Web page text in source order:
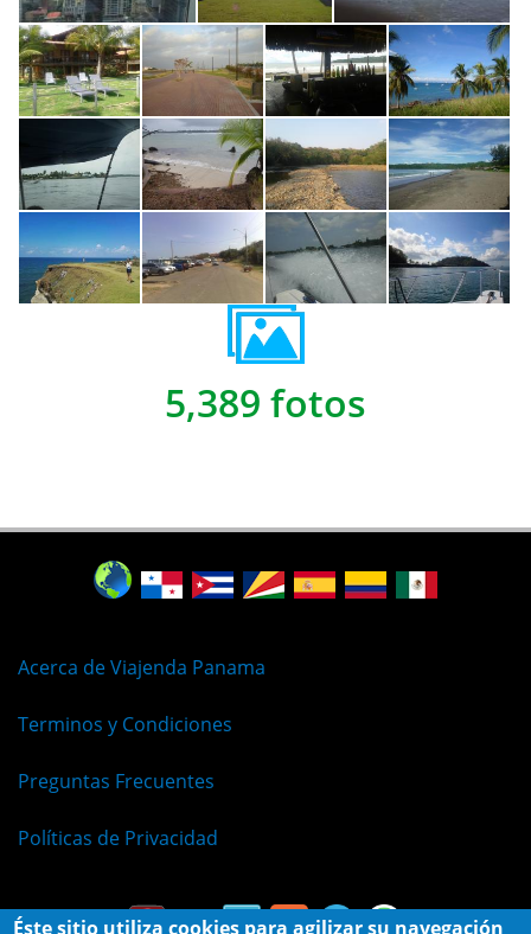
5,389 fotos
Acerca de Viajenda Panama
Terminos y Condiciones
Preguntas Frecuentes
Políticas de Privacidad
Éste sitio utiliza cookies para agilizar su navegación